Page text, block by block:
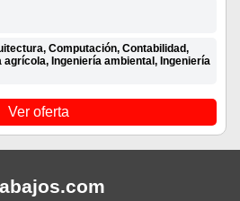
Computación, Contabilidad,
agrícola, Ingeniería ambiental, Ingeniería
Ver oferta
.com